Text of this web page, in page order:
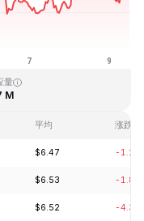
量
M
平均 涨跌
$6.47 -
$6.53 -
$6.52 -